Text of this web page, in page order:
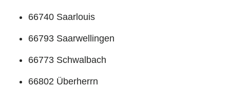
66740 Saarlouis
66793 Saarwellingen
66773 Schwalbach
66802 Überherrn